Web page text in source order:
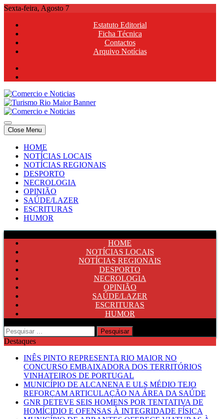
Skip
content
Sexta-feira, Agosto 7
Estatuto Editorial
Ficha Técnica
Contactos
Arquivo Notícias
Comercio e Noticias
Notícias e Publicidade Online
Comercio e Noticias
Notícias e Publicidade Online
Close Menu
HOME
NOTÍCIAS LOCAIS
NOTÍCIAS REGIONAIS
DESPORTO
NECROLOGIA
OPINIÃO
SAÚDE/LAZER
ESCRITURAS
HUMOR
HOME
NOTÍCIAS LOCAIS
NOTÍCIAS REGIONAIS
DESPORTO
NECROLOGIA
OPINIÃO
SAÚDE/LAZER
ESCRITURAS
HUMOR
Pesquisar
por:
Destaques
INÊS PINTO REPRESENTA RIO MAIOR NO
CONCURSO EMBAIXADORA DOS TERRITÓRIOS
VINHATEIROS DE PORTUGAL
MUNICÍPIO DE ALCANENA E ULS MÉDIO TEJO
REFORÇAM ARTICULAÇÃO NA ÁREA DA SAÚDE
GNR DETEVE SEIS HOMENS POR TENTATIVA DE
HOMÍCIDIO E OFENSAS À INTEGRIDADE FÍSICA